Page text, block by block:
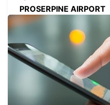
PROSERPINE AIRPORT
PROSERPINE - AUSTRALIA
MACKAY AIRPORT
MACKAY - AUSTRALIA